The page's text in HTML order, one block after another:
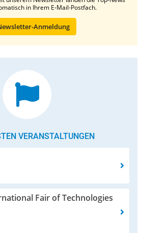
in Ihrem E-Mail-Postfach.
Anmeldung
VERANSTALTUNGEN
Fair of Technologies